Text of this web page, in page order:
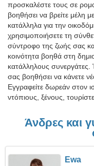
προσκαλέστε τους σε
βοηθήσει να βρείτε μέλη
κατάλληλα για την
χρησιμοποιήσετε τη
σύντροφο της ζωής σας
κοινότητα βοηθά στη
κατάλληλους
σας βοηθήσει να κάνετε
Εγγραφείτε δωρεάν στον
ντόπιους, ξένους,
Άνδρες και
Ewa